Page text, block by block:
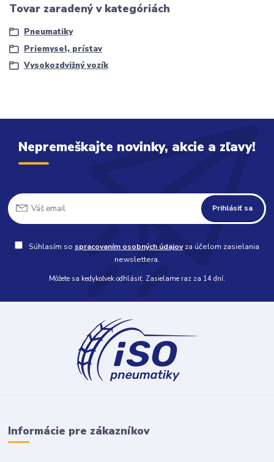
Tovar zaradený v kategóriách
Pneumatiky
Priemysel, prístav
Vysokozdvižný vozík
Nepremeškajte novinky, akcie a zľavy!
Prihlásiť sa
Súhlasím so spracovaním osobných údajovza účelom zasielania
newslettera.
Môžete sa kedykoľvek odhlásiť. Zasielame raz za 14 dní.
Informácie pre zákazníkov